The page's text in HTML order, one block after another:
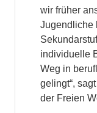
wir früher
Jugendliche
individuelle
Weg in
gelingt“,
der Freien